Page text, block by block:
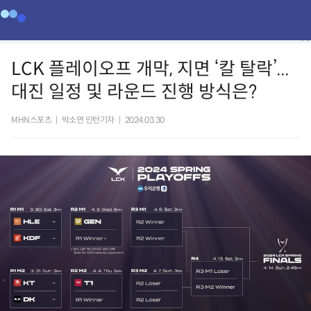
LCK 플레이오프 개막, 지면 ‘칼 탈락’...
대진 일정 및 라운드 진행 방식은?
MHN스포츠 박소연 인턴기자 2024.03.30